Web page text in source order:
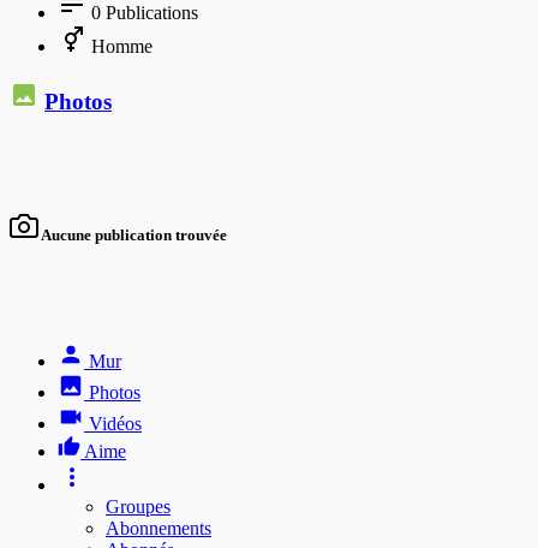
0 Publications
Homme
Photos
Aucune publication trouvée
Mur
Photos
Vidéos
Aime
Groupes
Abonnements